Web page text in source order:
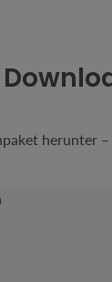
herunter